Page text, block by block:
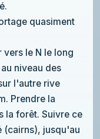
quasiment
vers le N le long
la
forêt. Suivre ce
(cairns), jusqu'au